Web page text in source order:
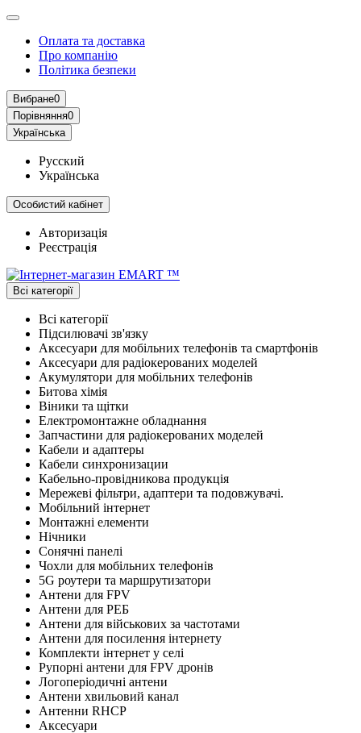
Оплата та доставка
Про компанію
Політика безпеки
Вибране0
Порівняння0
Українська
Русский
Українська
Особистий кабінет
Авторизація
Реєстрація
Всі категорії
Всі категорії
Підсилювачі зв'язку
Аксесуари для мобільних телефонів та смартфонів
Аксесуари для радіокерованих моделей
Акумулятори для мобільних телефонів
Битова хімія
Віники та щітки
Електромонтажне обладнання
Запчастини для радіокерованих моделей
Кабели и адаптеры
Кабели синхронизации
Кабельно-провідникова продукція
Мережеві фільтри, адаптери та подовжувачі.
Мобільний інтернет
Монтажні елементи
Нічники
Сонячні панелі
Чохли для мобільних телефонів
5G роутери та маршрутизатори
Антени для FPV
Антени для РЕБ
Антени для військових за частотами
Антени для посилення інтернету
Комплекти інтернет у селі
Рупорні антени для FPV дронів
Логоперіодичні антени
Антени хвильовий канал
Антенни RHCP
Аксесуари